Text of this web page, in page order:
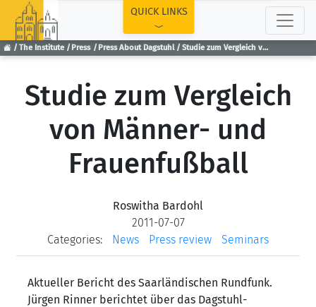
The Institute Press Press About Dagstuhl Studie zum Vergleich von Männer- und Frauenfußball
QUICK LINKS
Studie zum Vergleich
von Männer- und
Frauenfußball
Roswitha Bardohl
2011-07-07
Categories:
News Press review Seminars
Aktueller Bericht des Saarländischen Rundfunk.
Jürgen Rinner berichtet über das Dagstuhl-